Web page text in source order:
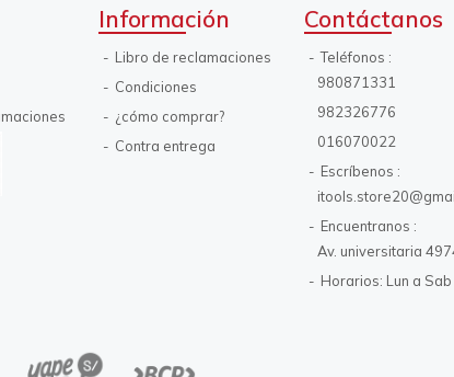
Información
Libro de reclamaciones
Condiciones
¿cómo comprar?
Contra entrega
Contáctanos
Teléfonos
980871331
982326776
016070022
Escríbenos
Encuentranos
Av. universitaria
Horarios: Lun a